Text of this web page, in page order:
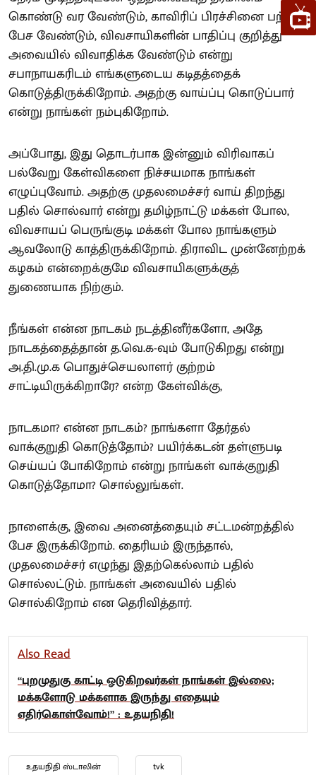
கொண்டு வர வேண்டும், காவிரிப் பிரச்சினை பற்றிப்
பேச வேண்டும், விவசாயிகளின் பாதிப்பு குறித்து
அவையில் விவாதிக்க வேண்டும் என்று
சபாநாயகரிடம் எங்களுடைய கடிதத்தைக்
கொடுத்திருக்கிறோம். அதற்கு வாய்ப்பு கொடுப்பார்
என்று நாங்கள் நம்புகிறோம்.
அப்போது, இது தொடர்பாக இன்னும் விரிவாகப்
பல்வேறு கேள்விகளை நிச்சயமாக நாங்கள்
எழுப்புவோம். அதற்கு முதலமைச்சர் வாய் திறந்து
பதில் சொல்வார் என்று தமிழ்நாட்டு மக்கள் போல,
விவசாயப் பெருங்குடி மக்கள் போல நாங்களும்
ஆவலோடு காத்திருக்கிறோம். திராவிட முன்னேற்றக்
கழகம் என்றைக்குமே விவசாயிகளுக்குத்
துணையாக நிற்கும்.
நீங்கள் என்ன நாடகம் நடத்தினீர்களோ, அதே
நாடகத்தைத்தான் த.வெ.க-வும் போடுகிறது என்று
அ.தி.மு.க பொதுச்செயலாளர் குற்றம்
சாட்டியிருக்கிறாரே? என்ற கேள்விக்கு,
நாடகமா? என்ன நாடகம்? நாங்களா தேர்தல்
வாக்குறுதி கொடுத்தோம்? பயிர்க்கடன் தள்ளுபடி
செய்யப் போகிறோம் என்று நாங்கள் வாக்குறுதி
கொடுத்தோமா? சொல்லுங்கள்.
நாளைக்கு, இவை அனைத்தையும் சட்டமன்றத்தில்
பேச இருக்கிறோம். தைரியம் இருந்தால்,
முதலமைச்சர் எழுந்து இதற்கெல்லாம் பதில்
சொல்லட்டும். நாங்கள் அவையில் பதில்
சொல்கிறோம் என தெரிவித்தார்.
Also Read
“புறமுதுகு காட்டி ஓடுகிறவர்கள் நாங்கள் இல்லை;
மக்களோடு மக்களாக இருந்து எதையும்
எதிர்கொள்வோம்!” : உதயநிதி!
உதயநிதி ஸ்டாலின் tvk